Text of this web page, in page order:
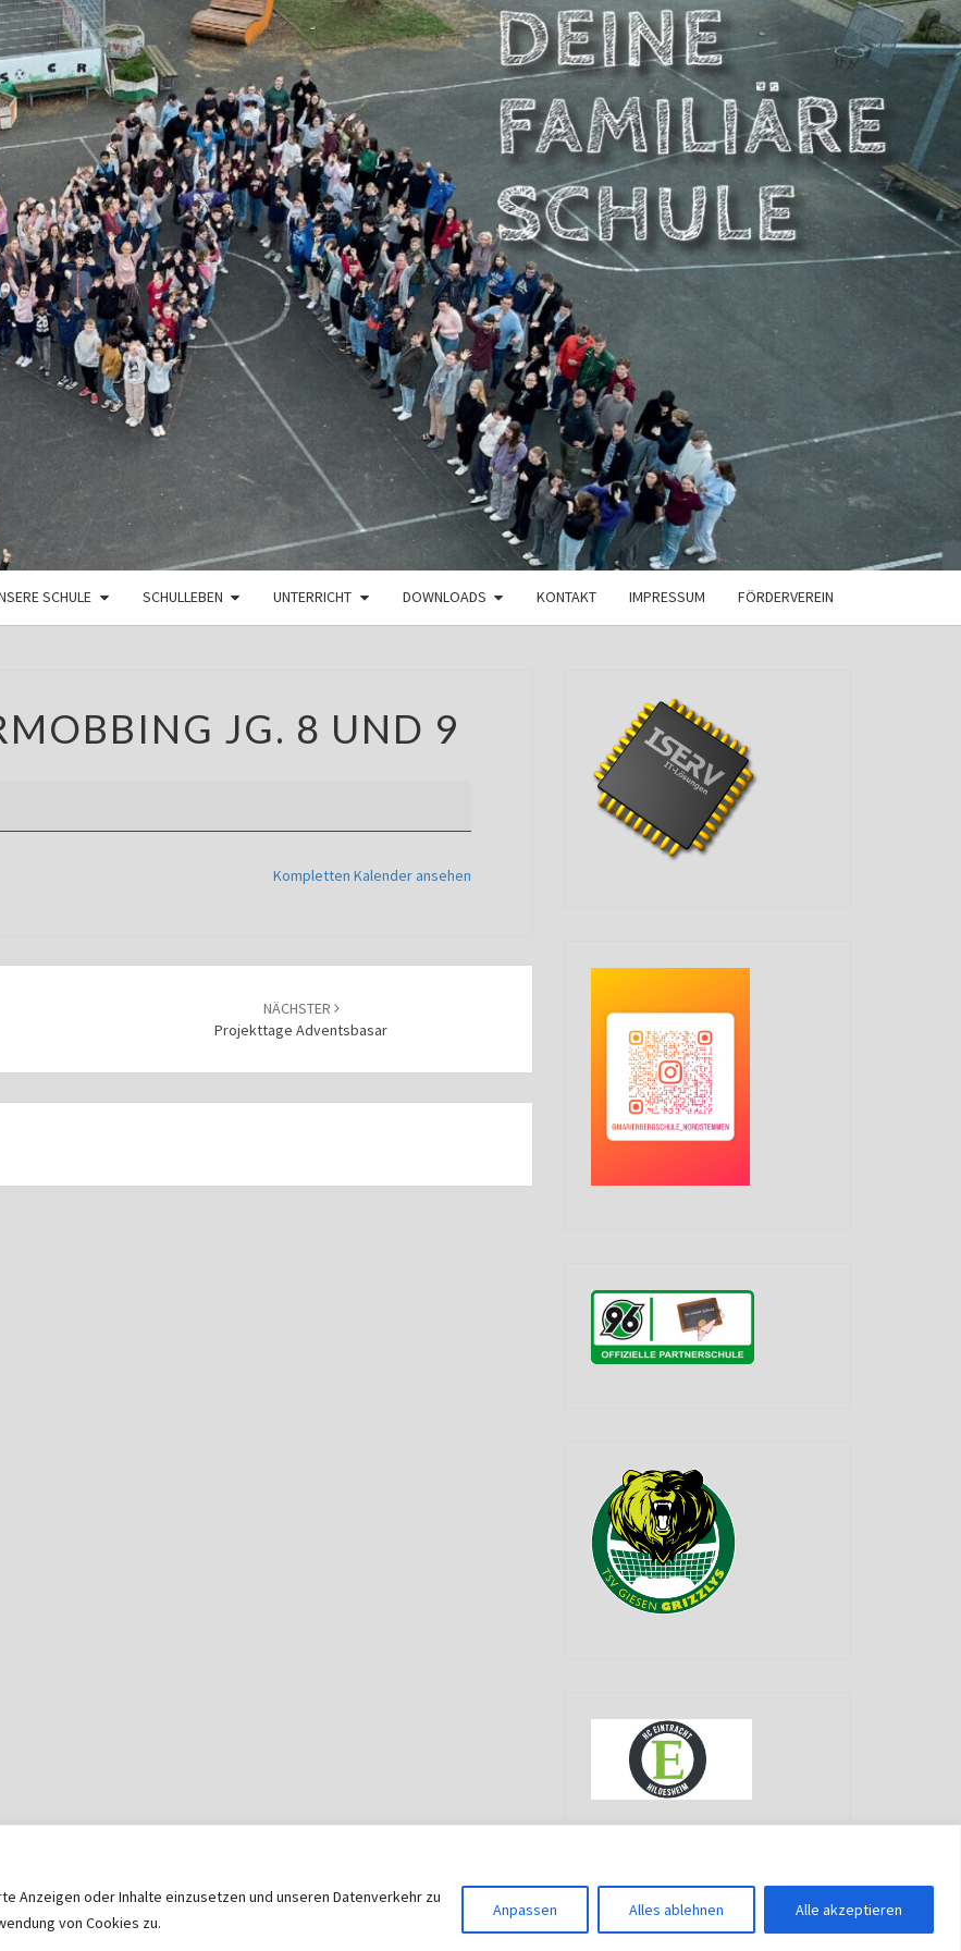
Anzeigen oder Inhalte einzusetzen und unseren Datenverkehr zu
von Cookies zu.
Anpassen Alles ablehnen Alle akzeptieren
MARIENBERGSCHULE
NORDSTEMMEN
Oberschule –
Offene
Ganztagsschule
SCHULE SCHULLEBEN UNTERRICHT DOWNLOADS KONTAKT IMPRESSUM FÖRDERVEREIN
CYBERMOBBING
JG.
JG. 8 UND 9
Kompletten Kalender ansehen
NÄCHSTER
Projekttage Adventsbasar
|Stolz präsentiert von WordPress |Theme:Nisarg